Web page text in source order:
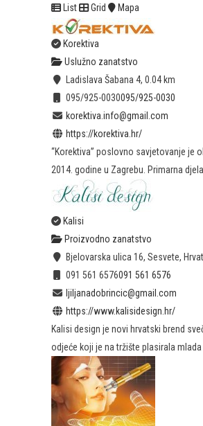
List
Grid Mapa
Korektiva
Uslužno zanatstvo
Ladislava Šabana 4, 0.04 km
095/925-0030095/925-0030
korektiva.info@gmail.com
https://korektiva.hr/
“Korektiva” poslovno savjetovanje je
2014. godine u Zagrebu. Primarna
Kalisi
Proizvodno zanatstvo
Bjelovarska ulica 16, Sesvete,
091 561 6576091 561 6576
ljiljanadobrincic@gmail.com
https://www.kalisidesign.hr/
Kalisi design je novi hrvatski brend
odjeće koji je na tržište plasirala mlada